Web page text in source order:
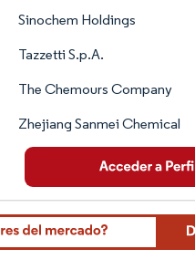
Sinochem Holdings
Tazzetti S.p.A.
The Chemours Company
Zhejiang Sanmei Chemical